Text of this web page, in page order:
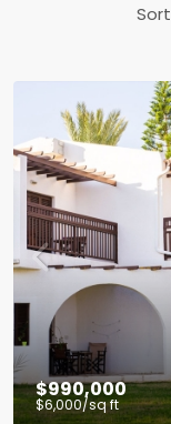
$990,000
$6,000/sq ft